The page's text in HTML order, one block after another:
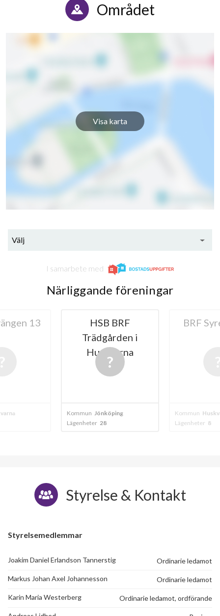
4
Området
Visa karta
Välj
I samarbete med
Närliggande föreningar
BRF
BRF Syrenen 17
Kommun Huskvarna
Lägenheter 8
BRF
Kommun
Lägenheter 10
Styrelse & Kontakt
Styrelsemedlemmar
Joakim Daniel Erlandson Tannerstig Ordinarie ledamot
Markus Johan Axel Johannesson Ordinarie ledamot
Karin Maria Westerberg Ordinarie ledamot, ordförande